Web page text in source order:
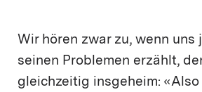
Wir hören zwar zu, wenn uns
seinen Problemen erzählt,
gleichzeitig insgeheim: